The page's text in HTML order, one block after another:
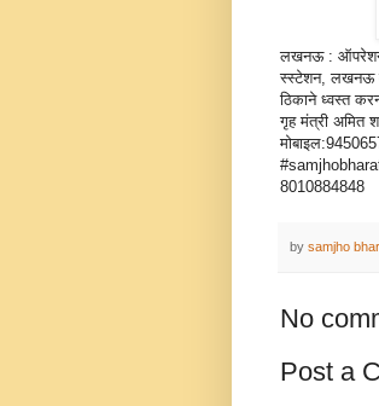
लखनऊ : ऑपरेशन
स्स्टेशन, लखनऊ
ठिकाने ध्वस्त
गृह मंत्री अमित
8010884848
by samjho
No
Post a